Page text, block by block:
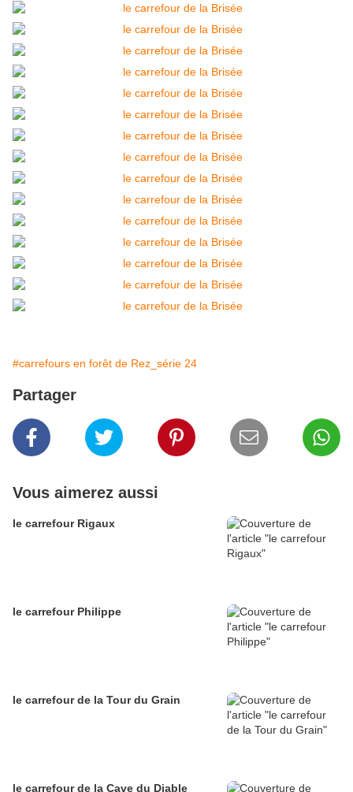
#carrefours en forêt de Rez_série 24
Partager
Vous aimerez aussi
le carrefour Rigaux
le carrefour Philippe
le carrefour de la Tour du Grain
le carrefour de la Cave du Diable